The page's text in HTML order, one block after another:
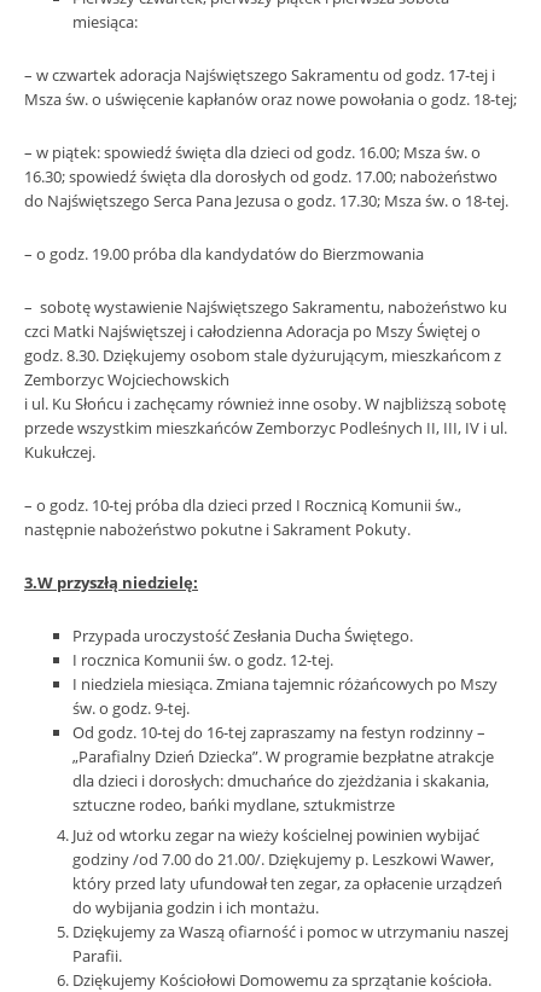
miesiąca:
– w czwartek adoracja Najświętszego Sakramentu od godz. 17-tej i
Msza św. o uświęcenie kapłanów oraz nowe powołania o godz. 18-tej;
– w piątek: spowiedź święta dla dzieci od godz. 16.00; Msza św. o
16.30; spowiedź święta dla dorosłych od godz. 17.00; nabożeństwo
do Najświętszego Serca Pana Jezusa o godz. 17.30; Msza św. o 18-tej.
– o godz. 19.00 próba dla kandydatów do Bierzmowania
– sobotę wystawienie Najświętszego Sakramentu, nabożeństwo ku
czci Matki Najświętszej i całodzienna Adoracja po Mszy Świętej o
godz. 8.30. Dziękujemy osobom stale dyżurującym, mieszkańcom z
Zemborzyc Wojciechowskich
i ul. Ku Słońcu i zachęcamy również inne osoby. W najbliższą sobotę
przede wszystkim mieszkańców Zemborzyc Podleśnych II, III, IV i ul.
Kukułczej.
– o godz. 10-tej próba dla dzieci przed I Rocznicą Komunii św.,
następnie nabożeństwo pokutne i Sakrament Pokuty.
3.W przyszłą niedzielę:
Przypada uroczystość Zesłania Ducha Świętego.
I rocznica Komunii św. o godz. 12-tej.
I niedziela miesiąca. Zmiana tajemnic różańcowych po Mszy
św. o godz. 9-tej.
Od godz. 10-tej do 16-tej zapraszamy na festyn rodzinny –
„Parafialny Dzień Dziecka”. W programie bezpłatne atrakcje
dla dzieci i dorosłych: dmuchańce do zjeżdżania i skakania,
sztuczne rodeo, bańki mydlane, sztukmistrze
Już od wtorku zegar na wieży kościelnej powinien wybijać
godziny /od 7.00 do 21.00/. Dziękujemy p. Leszkowi Wawer,
który przed laty ufundował ten zegar, za opłacenie urządzeń
do wybijania godzin i ich montażu.
Dziękujemy za Waszą ofiarność i pomoc w utrzymaniu naszej
Parafii.
Dziękujemy Kościołowi Domowemu za sprzątanie kościoła.